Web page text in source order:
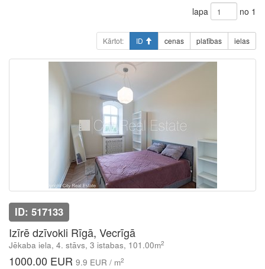
lapa no 1
Kārtot: ID cenas platības ielas
ID: 517133
Izīrē dzīvokli Rīgā, Vecrīgā
Jēkaba iela, 4. stāvs, 3 istabas, 101.00m2
1000.00 EUR 9.9 EUR / m2